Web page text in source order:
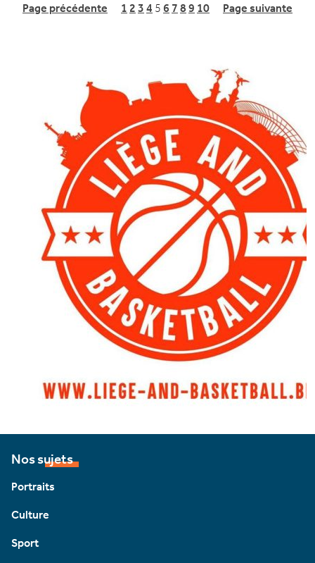
Page précédente 1 2 3 4 5 6 7 8 9 10 Page suivante
Nos sujets
Portraits
Culture
Sport